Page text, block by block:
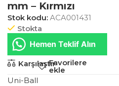
mm – Kırmızı
Stok kodu: ACA001431
Stokta
Hemen Teklif Alın
KarşılaştırFavorilere
ekle
Uni-Ball